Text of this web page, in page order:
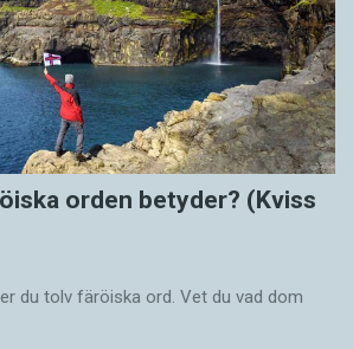
orden betyder? (Kviss
du tolv färöiska ord. Vet du vad dom